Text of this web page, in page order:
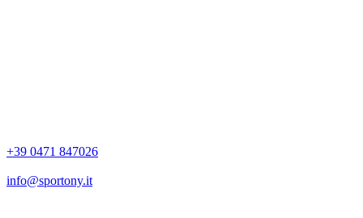
+39 0471 847026
info@sportony.it